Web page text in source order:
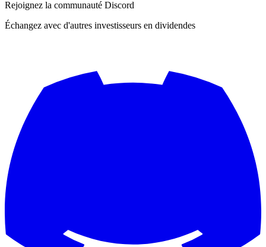
Rejoignez la communauté Discord
Échangez avec d'autres investisseurs en dividendes